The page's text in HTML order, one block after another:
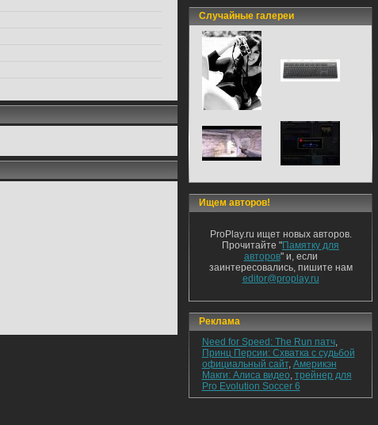
Случайные галереи
Ищем авторов!
ProPlay.ru ищет новых авторов.
Прочитайте "Памятку для
авторов" и, если
заинтересовались, пишите нам
editor@proplay.ru
Реклама
Need for Speed: The Run патч,
Принц Персии: Схватка с судьбой
официальный сайт, Америкэн
Макги: Алиса видео, трейнер для
Pro Evolution Soccer 6